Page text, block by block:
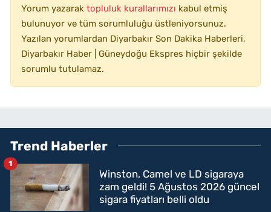
Yorum yazarak topluluk kurallarımızı kabul etmiş
bulunuyor ve tüm sorumluluğu üstleniyorsunuz.
Yazılan yorumlardan Diyarbakır Son Dakika Haberleri,
Diyarbakır Haber | Güneydoğu Ekspres hiçbir şekilde
sorumlu tutulamaz.
Trend Haberler
Winston, Camel ve LD sigaraya
zam geldi! 5 Ağustos 2026 güncel
sigara fiyatları belli oldu
1